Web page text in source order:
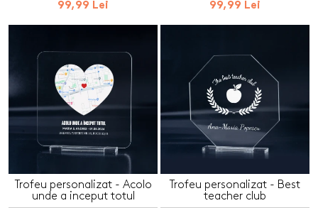
99,99 Lei 99,99 Lei
Trofeu personalizat - Acolo
unde a inceput totul
Trofeu personalizat - Best
teacher club